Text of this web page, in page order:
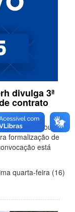
divulga 3ª
contrato
divulgou,
formalização de
está
quarta-feira (16)